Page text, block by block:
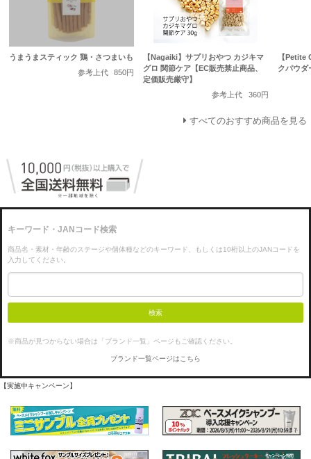
うまうまスティック 鶏・さつまいも
参考上代
850円
【Nagaiki】サプリおやつ カジキマ
グロ 関節ケア【EC販売禁止商品、
定価販売厳守】
参考上代
360円
【Petite
クパウダ
すべてのおすすめ商品を見る
キーワード・JANコード検索
商品名・素材・年齢のステージや個体種などのキーワード、もしくは10桁以上のJANコードを
入力してください。
検索
※商品が見つからない場合は「ブランド一覧」ページもご確認ください。
ブランド一覧ページはこちら
【実施中キャンペーン】